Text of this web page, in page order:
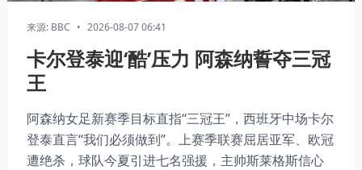
来源: BBC • 2026-08-07 06:41
卡尔登泰迎‘酷’压力 阿森纳誓夺三冠
王
阿森纳女足新赛季目标直指“三冠王”，西班牙中场卡尔
登泰直言“我们必须做到”。上赛季联赛屈居亚军、欧冠
遭绝杀，球队今夏引进七名强援，主帅斯莱格斯信心